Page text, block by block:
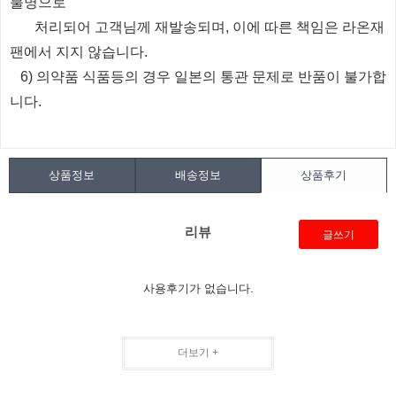
처리되 어 고객님께 재발송되며, 이에 따른 책임은 라온재
팬에서 지지 않습니다.
6) 의약품 식품등의 경우 일본의 통관 문제로 반품이 불가합
니다.
상품정보 배송정보 상품후기
리뷰 글쓰기
사용후기가 없습니다.
더보기 +